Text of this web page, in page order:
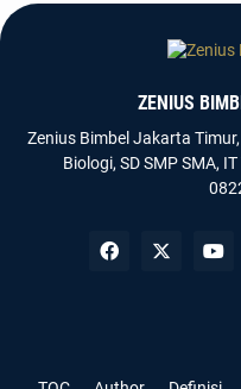
ZENIUS
Zenius Bimbel Jakarta
Biologi, SD SMP SMA,